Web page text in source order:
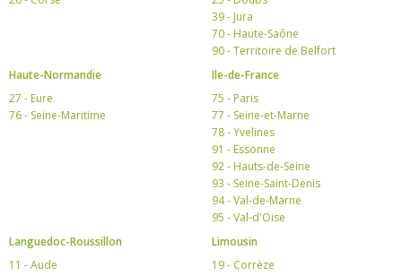
39 - Jura
70 - Haute-Saône
90 - Territoire de Belfort
Haute-Normandie
27 - Eure
76 - Seine-Maritime
Ile-de-France
75 - Paris
77 - Seine-et-Marne
78 - Yvelines
91 - Essonne
92 - Hauts-de-Seine
93 - Seine-Saint-Denis
94 - Val-de-Marne
95 - Val-d'Oise
Languedoc-Roussillon
11 - Aude
Limousin
19 - Corrèze